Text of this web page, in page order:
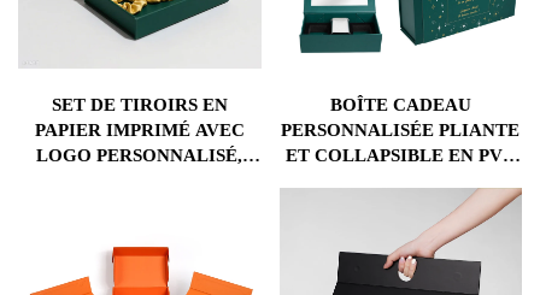
SET DE TIROIRS EN
PAPIER IMPRIMÉ AVEC
LOGO PERSONNALISÉ,
GAUFRAGE POUR DES
COUSSINETS EN SOIE ET
BOÎTE CADEAU
PERSONNALISÉE PLIANTE
ET COLLAPSIBLE EN PVC
EN MOUSSE ET
FERMETURE
MAGNÉTIQUE